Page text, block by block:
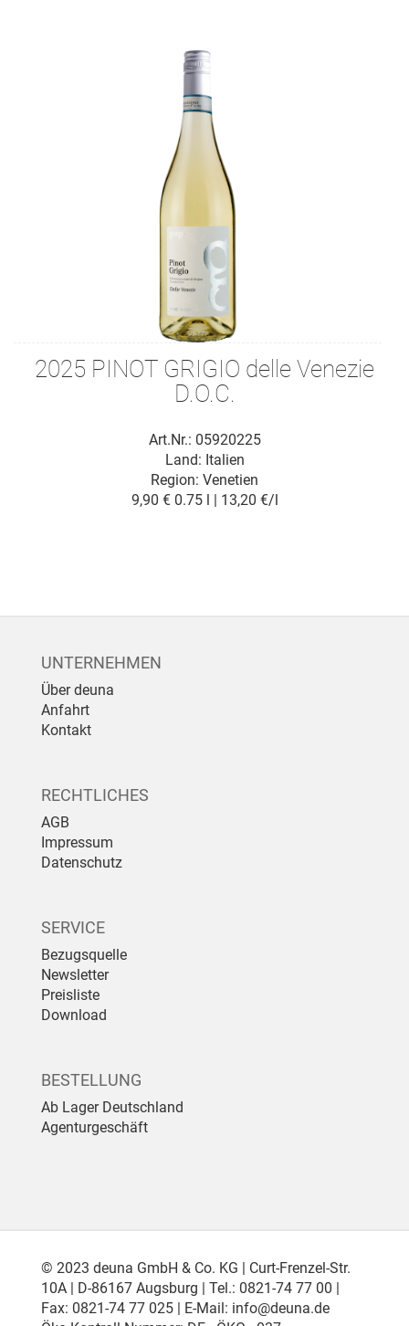
2025 PINOT GRIGIO delle Venezie
D.O.C.
Art.Nr.: 05920225
Region: Venetien
Land: Italien
9,90 € 0.75 l | 13,20 €/l
UNTERNEHMEN
Über deuna
Anfahrt
Kontakt
RECHTLICHES
AGB
Impressum
Datenschutz
SERVICE
Bezugsquelle
Newsletter
Preisliste
Download
BESTELLUNG
Ab Lager Deutschland
Agenturgeschäft
© 2023 deuna GmbH & Co. KG | Curt-Frenzel-Str.
10A | D-86167 Augsburg | Tel.: 0821-74 77 00 |
Fax: 0821-74 77 025 | E-Mail: info@deuna.de